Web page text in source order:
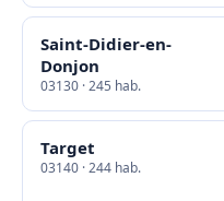
Saint-Didier-en-
Donjon
03130 · 245 hab.
Target
03140 · 244 hab.